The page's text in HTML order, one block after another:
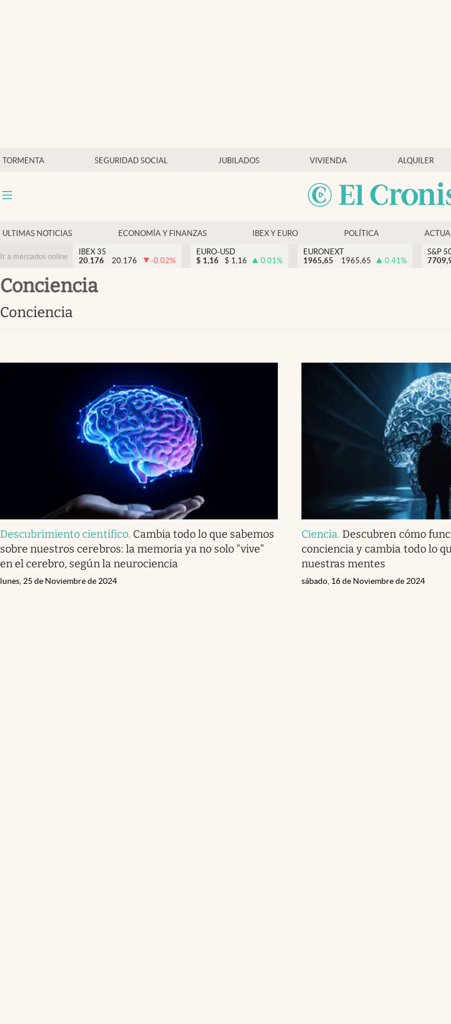
TORMENTA SEGURIDAD SOCIAL JUBILADOS VIVIENDA ALQUILER
ULTIMAS NOTICIAS ECONOMÍA Y FINANZAS IBEX Y EURO POLÍTICA
Ir a mercados online
IBEX 35
20.176
20.176 -0.02%
EURO-USD
$ 1,16 $ 1,16 0.01%
EURONEXT
1965,65
1965,65 0.41%
S&P
conciencia
conciencia
Descubrimiento científico. Cambia todo lo que sabemos
sobre nuestros cerebros: la memoria ya no solo "vive"
en el cerebro, según la neurociencia
lunes, 25 de Noviembre de 2024
Ciencia. Descubren cómo
conciencia y cambia todo lo
nuestras mentes
sábado, 16 de Noviembre de 2024